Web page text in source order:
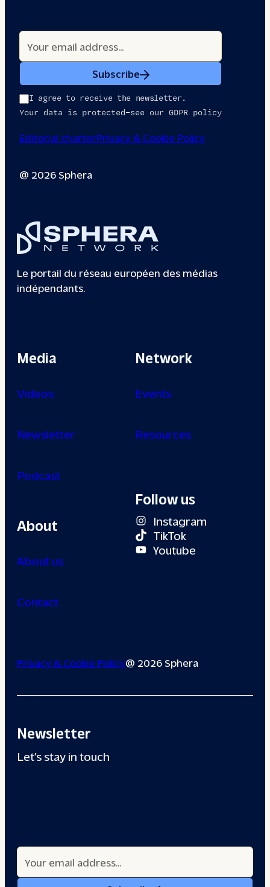
Subscribe
I agree to receive the newsletter.
Your data is protected—see our GDPR policy
Editorial charterPrivacy & Cookie Policy
@ 2026 Sphera
Le portail du réseau européen des médias
indépendants.
Media
Videos
Newsletter
Podcast
About
About us
Contact
Network
Events
Resources
Follow us
Instagram
TikTok
Youtube
Privacy & Cookie Policy@ 2026 Sphera
Newsletter
Let’s stay in touch